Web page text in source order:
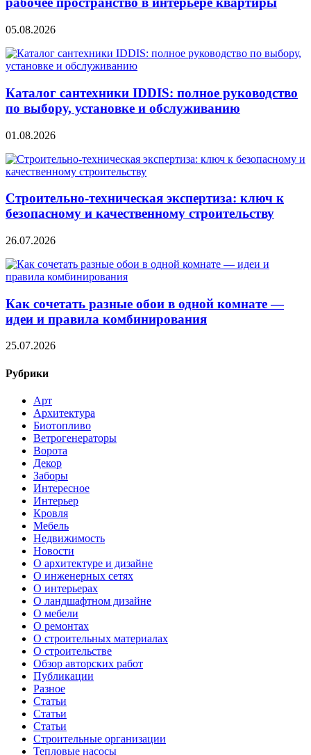
05.08.2026
Каталог сантехники IDDIS: полное руководство
по выбору, установке и обслуживанию
01.08.2026
Строительно‑техническая экспертиза: ключ к
безопасному и качественному строительству
26.07.2026
Как сочетать разные обои в одной комнате —
идеи и правила комбинирования
25.07.2026
Рубрики
Арт
Архитектура
Биотопливо
Ветрогенераторы
Ворота
Декор
Заборы
Интересное
Интерьер
Кровля
Мебель
Недвижимость
Новости
О архитектуре и дизайне
О инженерных сетях
О интерьерах
О ландшафтном дизайне
О мебели
О ремонтах
О строительных материалах
О строительстве
Обзор авторских работ
Публикации
Разное
Статьи
Статьи
Статьи
Строительные организации
Тепловые насосы